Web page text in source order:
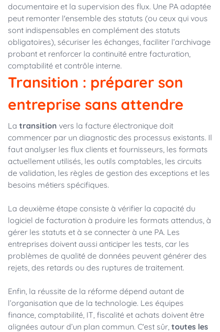
documentaire et la supervision des flux. Une PA adaptée
peut remonter l'ensemble des statuts (ou ceux qui vous
sont indispensables en complément des statuts
obligatoires), sécuriser les échanges, faciliter l’archivage
probant et renforcer la continuité entre facturation,
comptabilité et contrôle interne.
Transition : préparer son
entreprise sans attendre
La transition vers la facture électronique doit
commencer par un diagnostic des processus existants. Il
faut analyser les flux clients et fournisseurs, les formats
actuellement utilisés, les outils comptables, les circuits
de validation, les règles de gestion des exceptions et les
besoins métiers spécifiques.
La deuxième étape consiste à vérifier la capacité du
logiciel de facturation à produire les formats attendus, à
gérer les statuts et à se connecter à une PA. Les
entreprises doivent aussi anticiper les tests, car les
problèmes de qualité de données peuvent générer des
rejets, des retards ou des ruptures de traitement.
Enfin, la réussite de la réforme dépend autant de
l’organisation que de la technologie. Les équipes
finance, comptabilité, IT, fiscalité et achats doivent être
alignées autour d’un plan commun. C'est sûr, toutes les